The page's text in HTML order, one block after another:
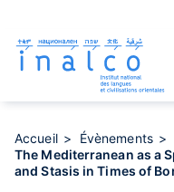
contenu
principal
Accueil
Évènements
The Mediterranean as a
and Stasis in Times of